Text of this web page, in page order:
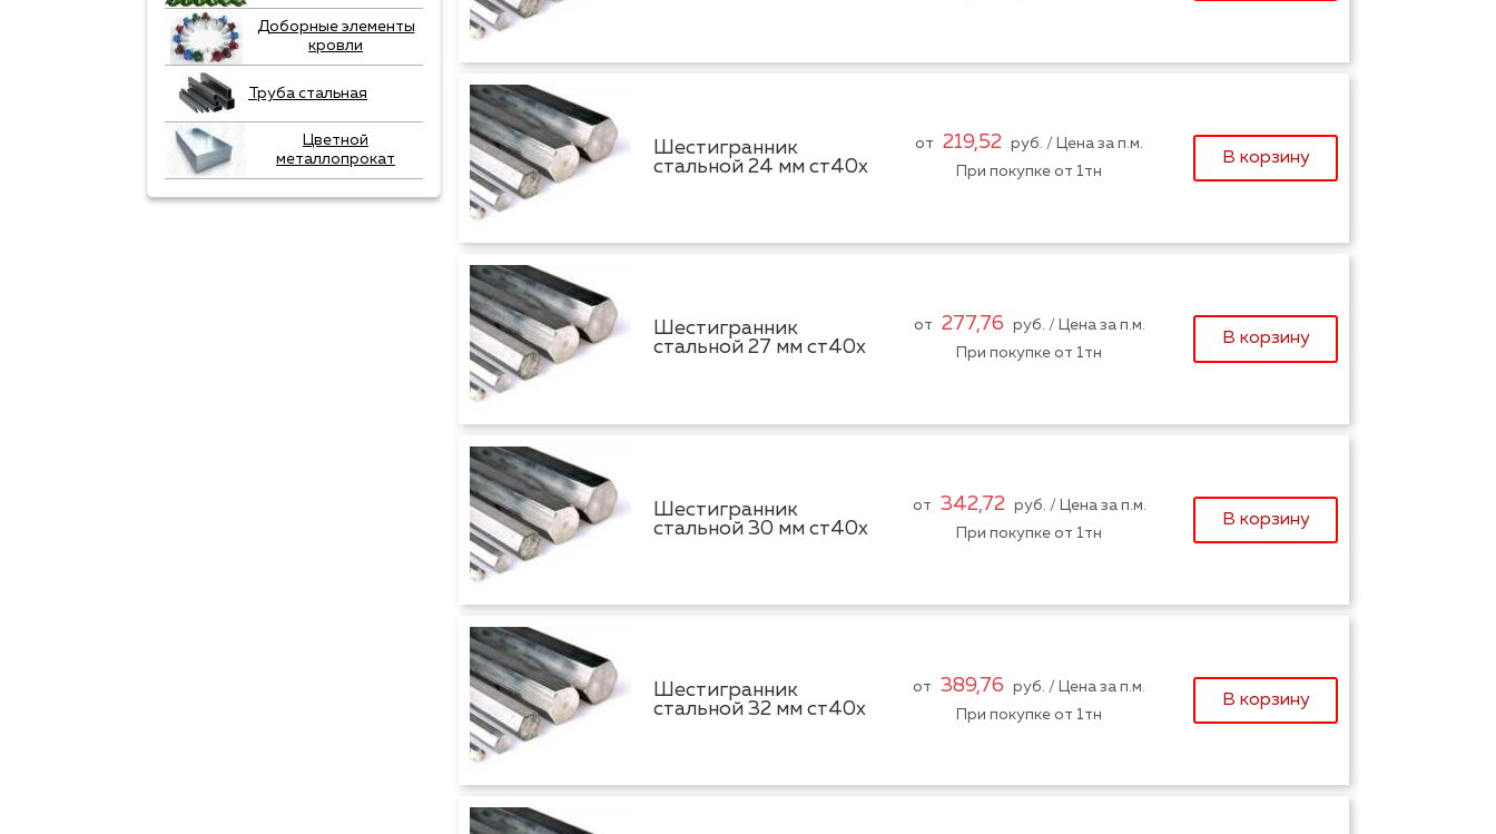
Доборные элементы
кровли
Труба стальная
Цветной
металлопрокат
Шестигранник
стальной 24 мм ст40х
от 219,52 руб. / Цена за п.м.
При покупке от 1тн
В корзину
Шестигранник
стальной 27 мм ст40х
от 277,76
руб. / Цена за п.м.
При покупке от 1тн
В корзину
Шестигранник
стальной 30 мм ст40х
от 342,72
руб. / Цена за п.м.
При покупке от 1тн
В корзину
Шестигранник
стальной 32 мм ст40х
от 389,76
руб. / Цена за п.м.
При покупке от 1тн
В корзину